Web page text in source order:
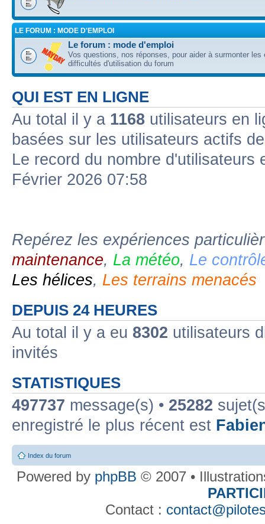
LE FORUM : MODE D'EMPLOI
Le forum : mode d'emploi
Vos questions, nos réponses, pour aider à surmonter les
difficultés d'utilisation du forum
QUI EST EN LIGNE
Au total il y a 1168 utilisateurs en
basées sur les utilisateurs actifs
Le record du nombre d'utilisateurs
Février 2026 07:58
Repérez les expériences
maintenance, La météo, Le
Les hélices, Les terrains menacés
DEPUIS 24 HEURES
Au total il y a eu 8302 utilisateurs
invités
STATISTIQUES
497737 message(s) • 25282
enregistré le plus récent est
Index du forum
Powered by phpBB © 2007 •
Contact :